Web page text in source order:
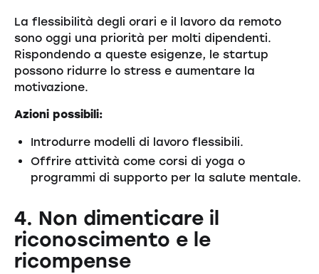
La flessibilità degli orari e il lavoro da remoto
sono oggi una priorità per molti dipendenti.
Rispondendo a queste esigenze, le startup
possono ridurre lo stress e aumentare la
motivazione.
Azioni possibili:
Introdurre modelli di lavoro flessibili.
Offrire attività come corsi di yoga o
programmi di supporto per la salute mentale.
4. Non dimenticare il
riconoscimento e le
ricompense